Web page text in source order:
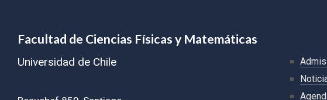
Facultad de Ciencias Físicas y Matemáticas
Universidad de Chile